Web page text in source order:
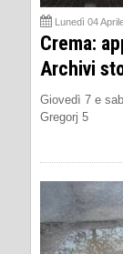
Lunedì 04
Crema:
Archivi
Giovedì 7 e
Gregorj 5